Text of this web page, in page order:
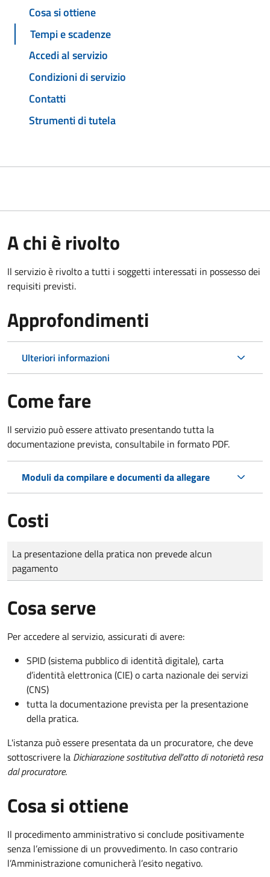
Cosa si ottiene
Tempi e scadenze
Accedi al servizio
Condizioni di servizio
Contatti
Strumenti di tutela
A chi è rivolto
Il servizio è rivolto a tutti i soggetti interessati in possesso dei
requisiti previsti.
Approfondimenti
Ulteriori informazioni
Come fare
Il servizio può essere attivato presentando tutta la
documentazione prevista, consultabile in formato PDF.
Moduli da compilare e documenti da allegare
Costi
Tipo di pagamento
Importo
La presentazione della pratica non prevede alcun
pagamento
Cosa serve
Per accedere al servizio, assicurati di avere:
SPID (sistema pubblico di identità digitale), carta
d’identità elettronica (CIE) o carta nazionale dei servizi
(CNS)
tutta la documentazione prevista per la presentazione
della pratica.
L'istanza può essere presentata da un procuratore, che deve
sottoscrivere la Dichiarazione sostitutiva dell'atto di notorietà resa
dal procuratore.
Cosa si ottiene
Il procedimento amministrativo si conclude positivamente
senza l’emissione di un provvedimento. In caso contrario
l’Amministrazione comunicherà l’esito negativo.